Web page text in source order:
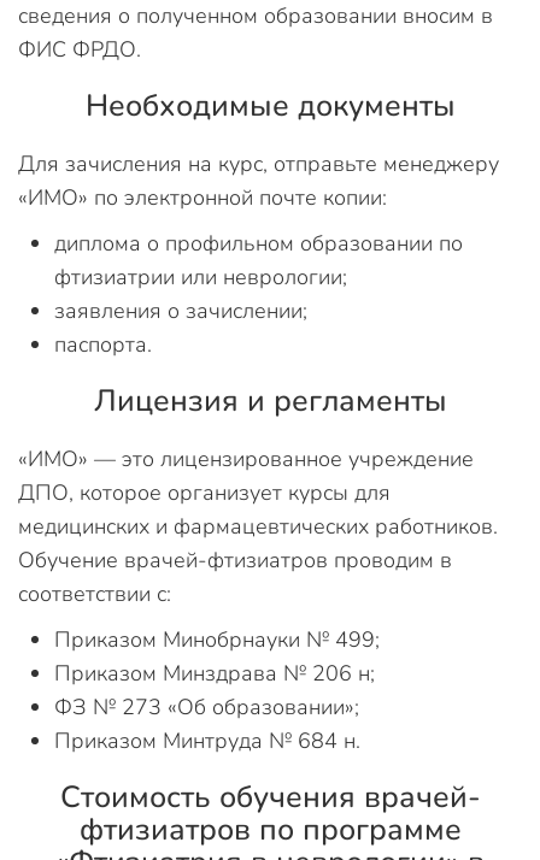
сведения о полученном образовании вносим в
ФИС ФРДО.
Необходимые документы
Для зачисления на курс, отправьте менеджеру
«ИМО» по электронной почте копии:
диплома о профильном образовании по
фтизиатрии или неврологии;
заявления о зачислении;
паспорта.
Лицензия и регламенты
«ИМО» — это лицензированное учреждение
ДПО, которое организует курсы для
медицинских и фармацевтических работников.
Обучение врачей-фтизиатров проводим в
соответствии с:
Приказом Минобрнауки № 499;
Приказом Минздрава № 206 н;
ФЗ № 273 «Об образовании»;
Приказом Минтруда № 684 н.
Стоимость обучения врачей-
фтизиатров по программе